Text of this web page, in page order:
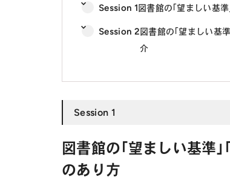
Session 1図書館の「望ましい基
Session 2図書館の「望ましい基
介
Session 1
図書館の「望ましい基準
のあり方